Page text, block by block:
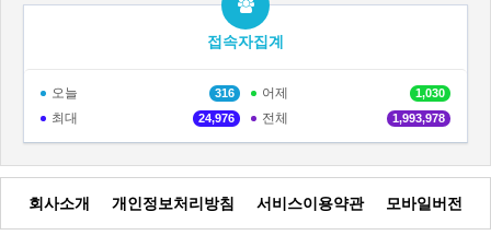
접속자집계
오늘 316 어제 1,030
최대 24,976 전체 1,993,978
회사소개 개인정보처리방침 서비스이용약관 모바일버전